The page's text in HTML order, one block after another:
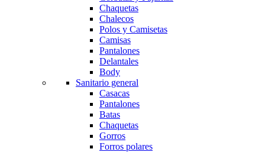
Chaquetas
Chalecos
Polos y Camisetas
Camisas
Pantalones
Delantales
Body
Sanitario general
Casacas
Pantalones
Batas
Chaquetas
Gorros
Forros polares
¡Hola! Soy OBRI, tu asistente virtual de Obrerol 🤖Estoy aquí para
ayudarte. Cuéntame qué necesitas… ¡y lo resolvemos juntos!